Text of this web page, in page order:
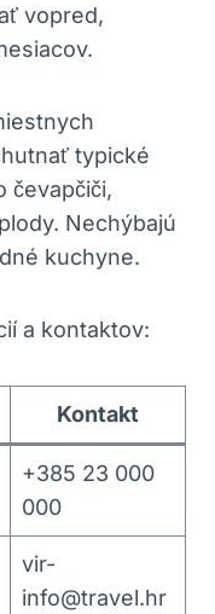
vopred,
typické
čevapčiči,
Nechýbajú
kuchyne.
a kontaktov:
Kontakt
+385 23 000
000
vir-
info@travel.hr